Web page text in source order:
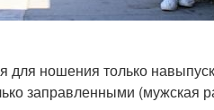
для ношения только
заправленными (мужская